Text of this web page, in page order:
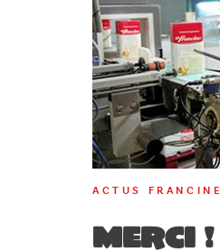
ACTUS FRANCINE
MERCI !